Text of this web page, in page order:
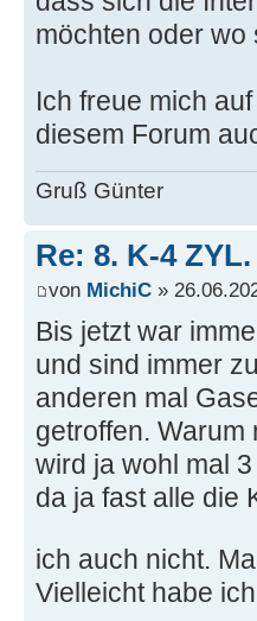
möchten oder wo
Ich freue mich
diesem Forum
Gruß Günter
Re: 8. K-4
von MichiC »
Bis jetzt war
und sind immer
anderen mal
getroffen. Warum
wird ja wohl mal
da ja fast alle die
ich auch nicht.
Vielleicht habe